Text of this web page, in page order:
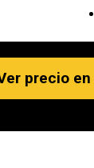
precio